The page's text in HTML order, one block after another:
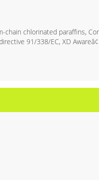
chain chlorinated paraffins,
91/338/EC, XD